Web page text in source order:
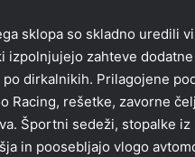
sklopa so skladno uredili
izpolnjujejo zahteve
dirkalnikih. Prilagojene
Racing, rešetke, zavorne
Športni sedeži, stopalke
in poosebljajo vlogo